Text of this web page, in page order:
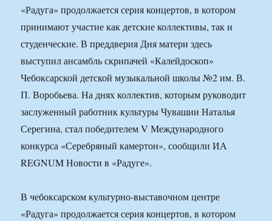
«Радуга» продолжается серия концертов, в котором
принимают участие как детские коллективы, так и
студенческие. В преддверия Дня матери здесь
выступил ансамбль скрипачей «Калейдоскоп»
Чебоксарской детской музыкальной школы №2 им. В.
П. Воробьева. На днях коллектив, которым руководит
заслуженный работник культуры Чувашии Наталья
Серегина, стал победителем V Международного
конкурса «Серебряный камертон», сообщили ИА
REGNUM Новости в «Радуге».
В чебоксарском культурно-выставочном центре
«Радуга» продолжается серия концертов, в котором